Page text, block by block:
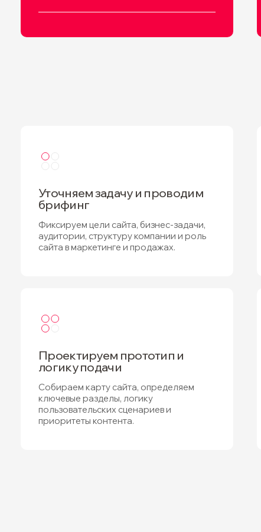
Уточняем задачу и проводим
брифинг
Фиксируем цели сайта, бизнес-задачи,
аудитории, структуру компании и роль
сайта в маркетинге и продажах.
Проектируем прототип и
логику подачи
Собираем карту сайта, определяем
ключевые разделы, логику
пользовательских сценариев и
приоритеты контента.